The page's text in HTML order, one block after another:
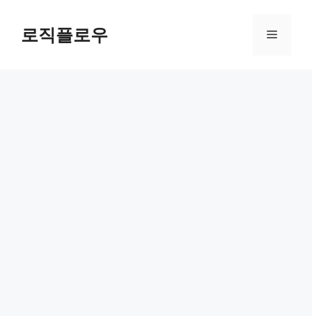
content로직플로우 Menu